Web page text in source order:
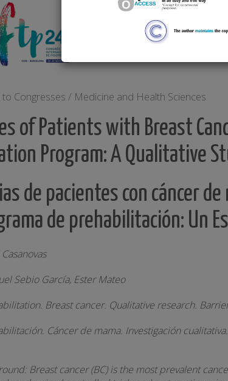
Congresses / Medicine and Health Sciences
of Patients with Breast
Program: A Qualitative
de pacientes con cáncer
de prehabilitación: Un
Sebio García, Ester Mateo
Breast cancer. Qualitative research.
Cáncer de mama. Investigación
Breast cancer (BC) is the most prevalent